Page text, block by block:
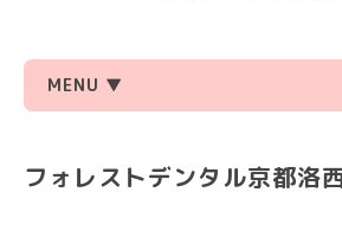
MENU ▼
フォレストデンタル京都洛